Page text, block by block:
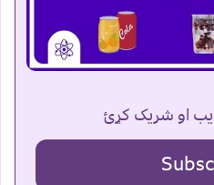
او شریک کړئ